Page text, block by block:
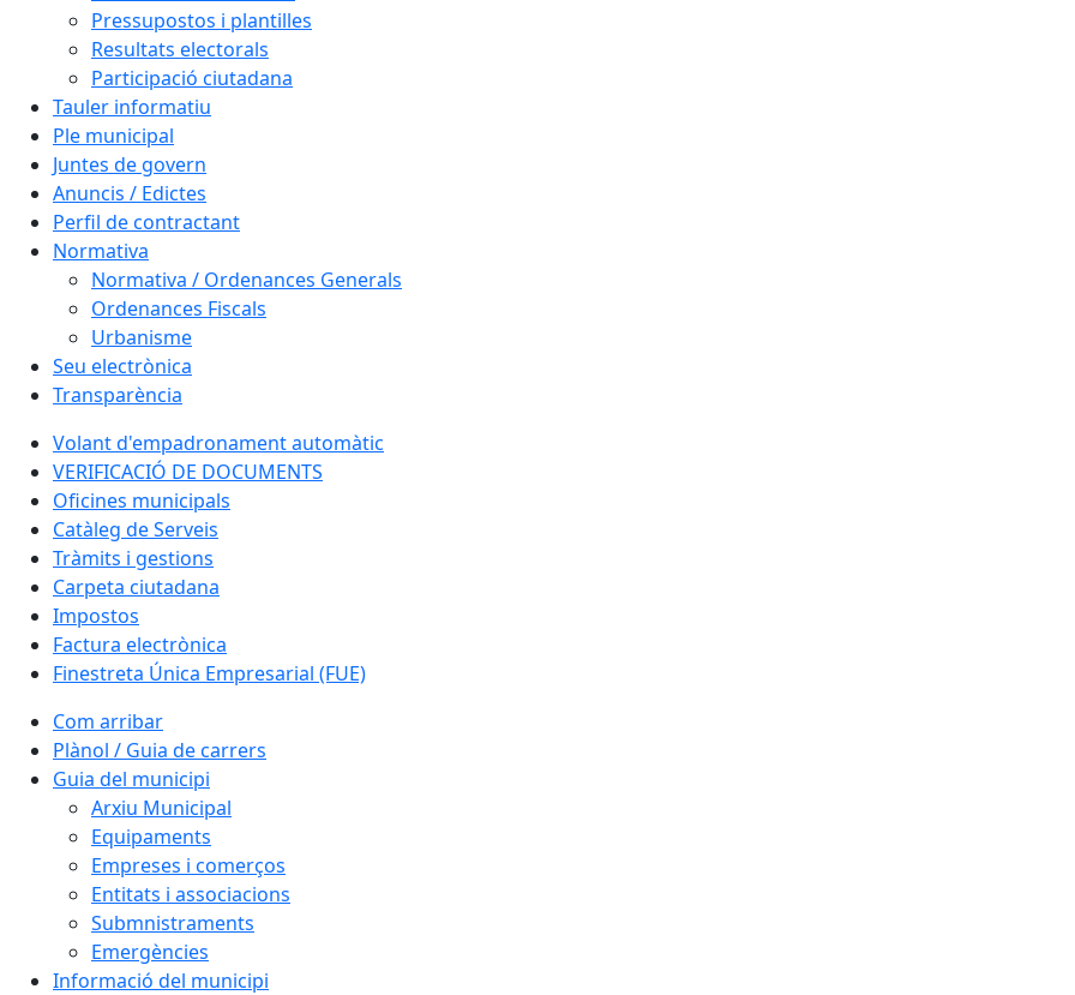
Pressupostos i plantilles
Resultats electorals
Participació ciutadana
Tauler informatiu
Ple municipal
Juntes de govern
Anuncis / Edictes
Perfil de contractant
Normativa
Normativa / Ordenances Generals
Ordenances Fiscals
Urbanisme
Seu electrònica
Transparència
Volant d'empadronament automàtic
VERIFICACIÓ DE DOCUMENTS
Oficines municipals
Catàleg de Serveis
Tràmits i gestions
Carpeta ciutadana
Impostos
Factura electrònica
Finestreta Única Empresarial (FUE)
Com arribar
Plànol / Guia de carrers
Guia del municipi
Arxiu Municipal
Equipaments
Empreses i comerços
Entitats i associacions
Submnistraments
Emergències
Informació del municipi